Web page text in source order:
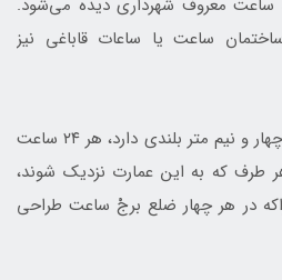
معروف شهرداری دیده می‌شود.
ساعت یا ساعات قاباغی نیز
برج ساعت شهرداری تبریزکه چهار و نیم متر بلندی دارد، هر ۲۴ ساعت
طرف که به این عمارت نزدیک شوند،
در هر چهار ضلع برجْ ساعت طراحی